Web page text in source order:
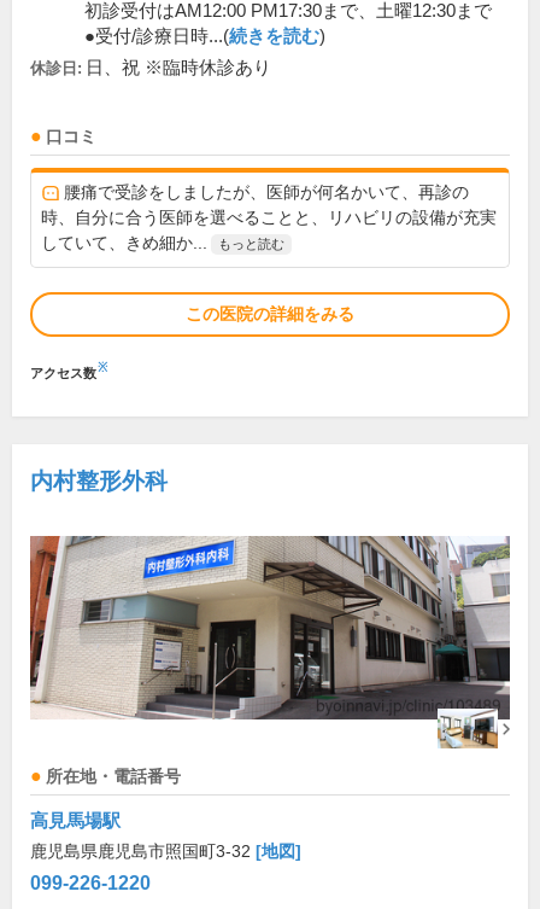
初診受付はAM12:00 PM17:30まで、土曜12:30まで
●受付/診療日時...(続きを読む)
休診日: 日、祝 ※臨時休診あり
口コミ
腰痛で受診をしましたが、医師が何名かいて、再診の
時、自分に合う医師を選べることと、リハビリの設備が充実
していて、きめ細か...
もっと読む
この医院の詳細をみる
アクセス数※
内村整形外科
所在地・電話番号
高見馬場駅
鹿児島県鹿児島市照国町3-32 [地図]
099-226-1220